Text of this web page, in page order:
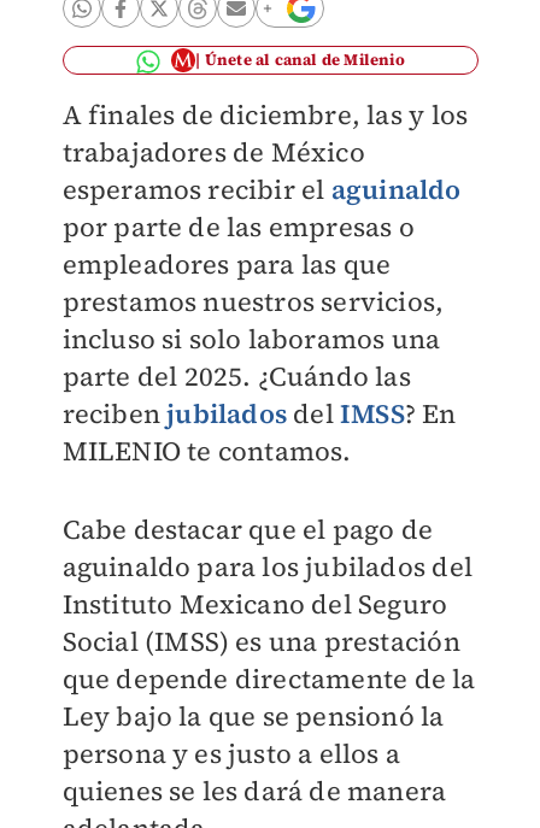
Únete al canal de Milenio
A finales de diciembre, las y los
trabajadores de México
esperamos recibir el aguinaldo
por parte de las empresas o
empleadores para las que
prestamos nuestros servicios,
incluso si solo laboramos una
parte del 2025. ¿Cuándo las
recibenjubiladosdelIMSS? En
MILENIOte contamos.
Cabe destacar que el pago de
aguinaldo para los jubilados del
Instituto Mexicano del Seguro
Social (IMSS) es una prestación
que depende directamente de la
Ley bajo la que se pensionó la
persona y es justo a ellos a
quienes se les dará de manera